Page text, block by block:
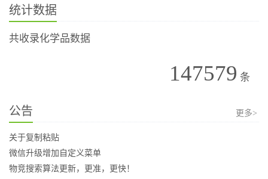
统计数据
共收录化学品数据
147579 条
公告 更多>
关于复制粘贴
微信升级增加自定义菜单
物竞搜索算法更新，更准，更快！